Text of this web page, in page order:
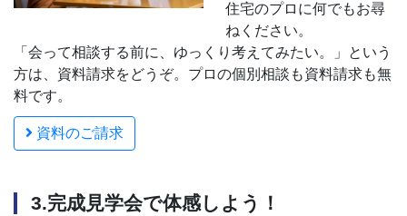
住宅のプロに何でもお尋
ねください。
「会って相談する前に、ゆっくり考えてみたい。」という
方は、資料請求をどうぞ。プロの個別相談も資料請求も無
料です。
資料のご請求
3.完成見学会で体感しよう！